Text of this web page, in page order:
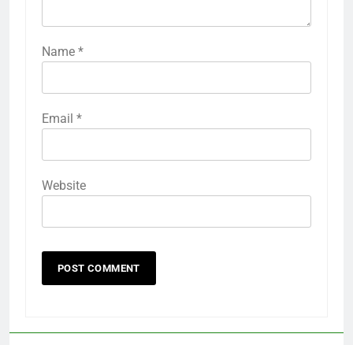
Name *
Email *
Website